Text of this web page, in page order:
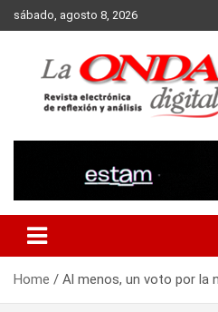
Skip
to
sábado, agosto 8, 2026
Home Al menos, un voto por la